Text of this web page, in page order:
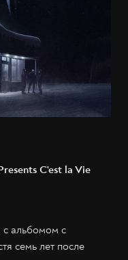
C'est la Vie
с альбомом с
семь лет после